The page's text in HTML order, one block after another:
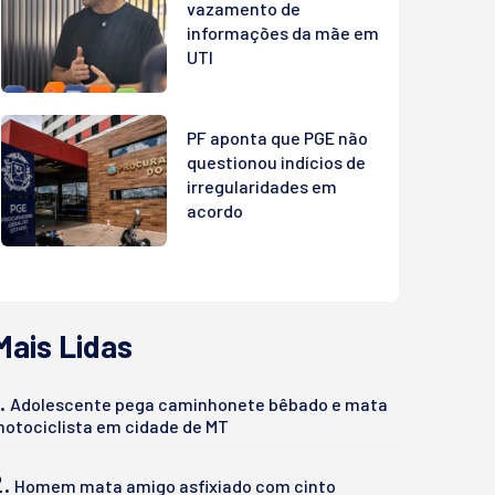
vazamento de
informações da mãe em
UTI
PF aponta que PGE não
questionou indícios de
irregularidades em
acordo
Lidas
Adolescente pega caminhonete bêbado e mata
em cidade de MT
Homem mata amigo asfixiado com cinto